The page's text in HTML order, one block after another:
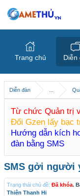
Diễn đàn
Từ chức Quản trị
Đổi Gzen lấy bạc
Hướng dẫn kích
đàn bằng SMS
SMS gởi người
Trạng thái chủ đề: Đã khóa.
Thiên Thanh Hi
Trang chủ Diễn